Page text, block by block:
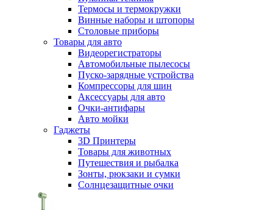
Термосы и термокружки
Винные наборы и штопоры
Столовые приборы
Товары для авто
Видеорегистраторы
Автомобильные пылесосы
Пуско-зарядные устройства
Компрессоры для шин
Аксессуары для авто
Очки-антифары
Авто мойки
Гаджеты
3D Принтеры
Товары для животных
Путешествия и рыбалка
Зонты, рюкзаки и сумки
Солнцезащитные очки